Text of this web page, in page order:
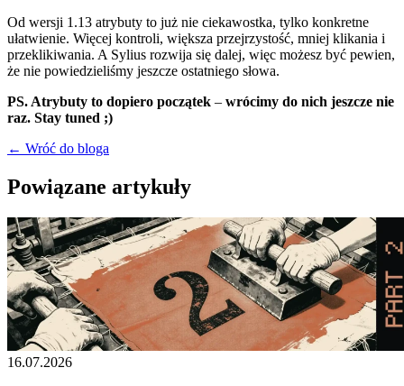
Od wersji 1.13 atrybuty to już nie ciekawostka, tylko konkretne
ułatwienie. Więcej kontroli, większa przejrzystość, mniej klikania i
przeklikiwania. A Sylius rozwija się dalej, więc możesz być pewien,
że nie powiedzieliśmy jeszcze ostatniego słowa.
PS. Atrybuty to dopiero początek – wrócimy do nich jeszcze nie
raz. Stay tuned ;)
← Wróć do bloga
Powiązane artykuły
16.07.2026